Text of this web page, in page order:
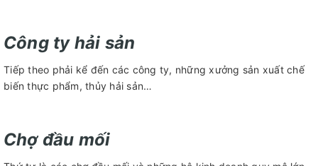
Công ty hải sản
Tiếp theo phải kể đến các công ty, những xưởng sản xuất chế
biến thực phẩm, thủy hải sản…
Chợ đầu mối